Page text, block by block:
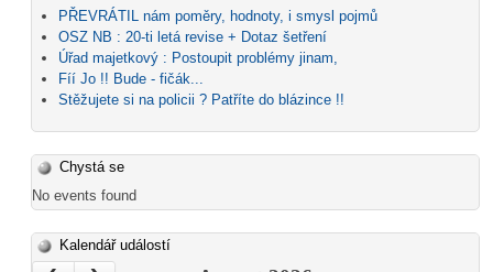
PŘEVRÁTIL nám poměry, hodnoty, i smysl pojmů
OSZ NB : 20-ti letá revise + Dotaz šetření
Úřad majetkový : Postoupit problémy jinam,
Fíí Jo !! Bude - fičák...
Stěžujete si na policii ? Patříte do blázince !!
Chystá se
No events found
Kalendář událostí